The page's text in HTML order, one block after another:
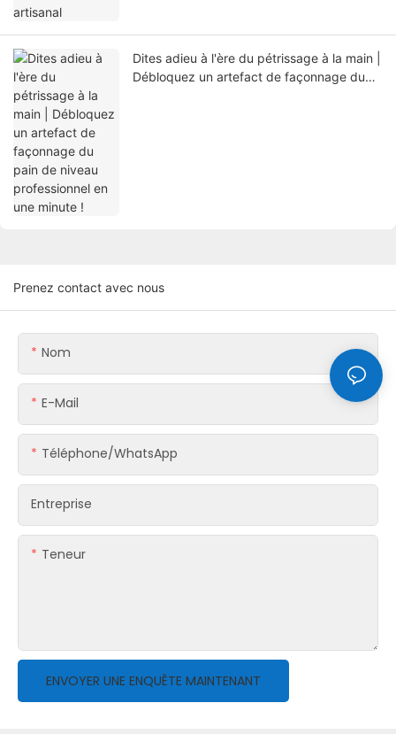
Dites adieu à l'ère du pétrissage à la main |
Débloquez un artefact de façonnage du
Prenez contact avec nous
Nom
E-Mail
Téléphone/WhatsApp
Entreprise
Teneur
ENVOYER UNE ENQUÊTE MAINTENANT